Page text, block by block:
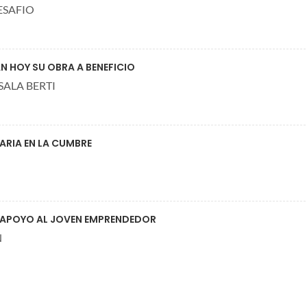
HOY SU OBRA A BENEFICIO
BERTI
EN LA CUMBRE
AL JOVEN EMPRENDEDOR